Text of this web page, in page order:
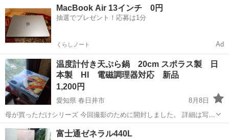
キッチン家電
MacBook Air 13インチ 0円
抽選でプレゼント！応募は1分
くらしノート Ad
温度計付き天ぷら鍋 20cm スポラス製 日
本製 HI 電磁調理器対応 新品
1,200円
愛知県 春日井市
8月8日
母が買っただけシリーズ 今回撮影のために開封しました。 詳細は写真
にあります。
愛知 春日井市 調理器具
富士通ゼネラル440L